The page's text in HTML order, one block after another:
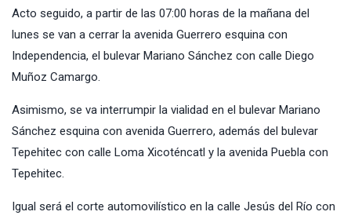
Acto seguido, a partir de las 07:00 horas de la mañana del
lunes se van a cerrar la avenida Guerrero esquina con
Independencia, el bulevar Mariano Sánchez con calle Diego
Muñoz Camargo.
Asimismo, se va interrumpir la vialidad en el bulevar Mariano
Sánchez esquina con avenida Guerrero, además del bulevar
Tepehitec con calle Loma Xicoténcatl y la avenida Puebla con
Tepehitec.
Igual será el corte automovilístico en la calle Jesús del Río con